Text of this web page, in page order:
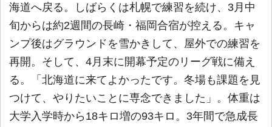
海道へ戻る。しばらくは札幌で練習を続け、3月中
旬からは約2週間の長崎・福岡合宿が控える。キャ
ンプ後はグラウンドを雪かきして、屋外での練習を
再開。そして、4月末に開幕予定のリーグ戦に備え
る。「北海道に来てよかったです。冬場も課題を見
つけて、やりたいことに専念できました」。体重は
大学入学時から18キロ増の93キロ。3年間で急成長